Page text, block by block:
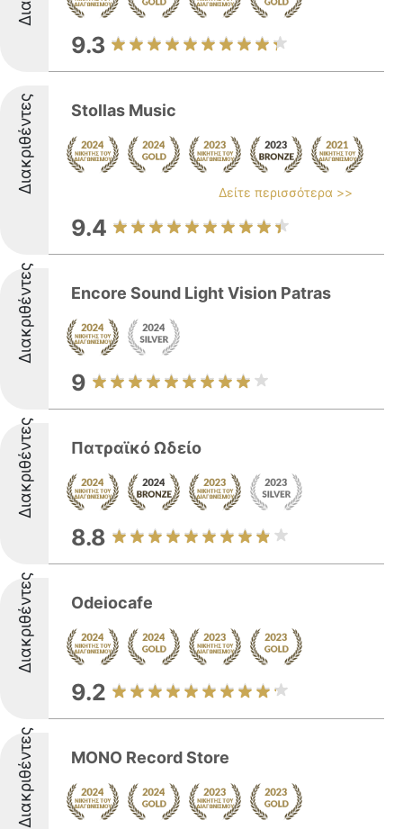
9.3
Διακριθέντες Stollas Music
Δείτε περισσότερα >>
9.4
Διακριθέντες Encore Sound Light Vision Patras
9
Διακριθέντες Πατραϊκό Ωδείο
8.8
Διακριθέντες Odeiocafe
9.2
Διακριθέντες MONO Record Store